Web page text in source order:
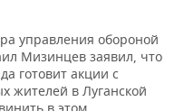
управления обороной
Мизинцев заявил, что
готовит акции с
жителей в Луганской